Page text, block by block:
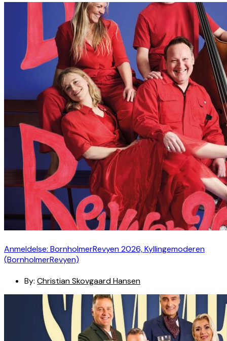
Anmeldelse: BornholmerRevyen 2026, Kyllingemoderen
(BornholmerRevyen)
By: Christian Skovgaard Hansen